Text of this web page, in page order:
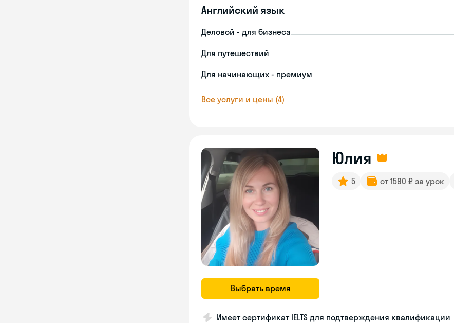
Английский язык
Деловой - для бизнеса
Для путешествий
Для начинающих - премиум
Все услуги и цены (4)
Выбрать время
Юлия
5 от 1590 ₽ за урок
Имеет сертификат IELTS для подтверждения квалификации